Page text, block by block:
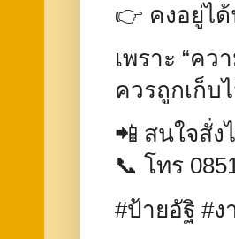
👉 คงอยู่ไ
เพราะ “คว
ควรถูกเก็บ
📲 สนใจสั่ง
📞 โทร
#ป้ายอัฐิ #